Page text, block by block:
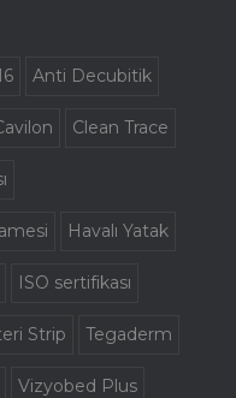
Anti Decubitik
Clean Trace
Havalı Yatak
ISO sertifikası
Strip Tegaderm
Vizyobed Plus